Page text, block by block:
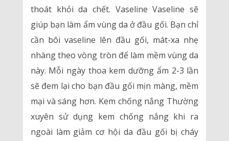
thoát khỏi da chết. Vaseline Vaseline sẽ
giúp bạn làm ẩm vùng da ở đầu gối. Bạn chỉ
cần bôi vaseline lên đầu gối, mát-xa nhẹ
nhàng theo vòng tròn để làm mềm vùng da
này. Mỗi ngày thoa kem dưỡng ẩm 2-3 lần
sẽ đem lại cho bạn đầu gối mịn màng, mềm
mại và sáng hơn. Kem chống nắng Thường
xuyên sử dụng kem chống nắng khi ra
ngoài làm giảm cơ hội da đầu gối bị cháy